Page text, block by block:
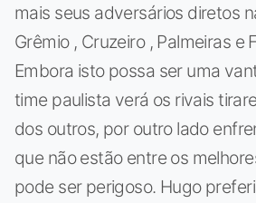
mais seus adversários diretos
Grêmio , Cruzeiro , Palmeiras e
Embora isto possa ser uma
time paulista verá os rivais
dos outros, por outro lado
que não estão entre os
pode ser perigoso. Hugo